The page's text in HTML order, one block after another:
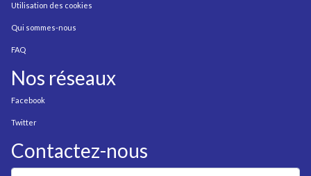
Utilisation des cookies
Qui sommes-nous
FAQ
Nos réseaux
Facebook
Twitter
Contactez-nous